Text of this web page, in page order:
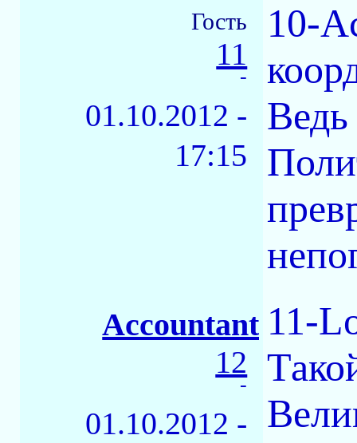
Гость
11
-
01.10.2012 -
17:15
10-
Ведь
Accountant
12
-
01.10.2012 -
11-